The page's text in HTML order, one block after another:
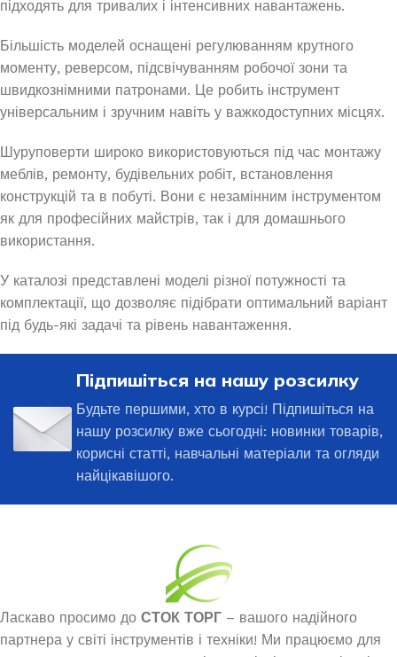
підходять для тривалих і інтенсивних навантажень.
Більшість моделей оснащені регулюванням крутного
моменту, реверсом, підсвічуванням робочої зони та
швидкознімними патронами. Це робить інструмент
універсальним і зручним навіть у важкодоступних місцях.
Шуруповерти широко використовуються під час монтажу
меблів, ремонту, будівельних робіт, встановлення
конструкцій та в побуті. Вони є незамінним інструментом
як для професійних майстрів, так і для домашнього
використання.
У каталозі представлені моделі різної потужності та
комплектації, що дозволяє підібрати оптимальний варіант
під будь-які задачі та рівень навантаження.
Підпишіться на нашу розсилку
Будьте першими, хто в курсі! Підпишіться на
нашу розсилку вже сьогодні: новинки товарів,
корисні статті, навчальні матеріали та огляди
найцікавішого.
Ласкаво просимо до СТОК ТОРГ – вашого надійного
партнера у світі інструментів і техніки! Ми працюємо для